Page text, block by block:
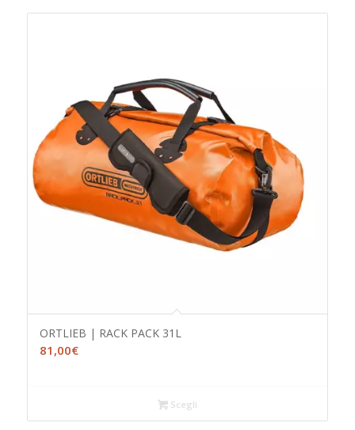
ORTLIEB | RACK PACK 31L
81,00€
Scegli